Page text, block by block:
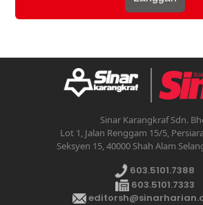
Sinar Karangkraf Sdn.
Lot 1, Jalan Renggam 15/5,
Seksyen 15, 40000 Shah Alam
603.5101.7388
603.5101.7333